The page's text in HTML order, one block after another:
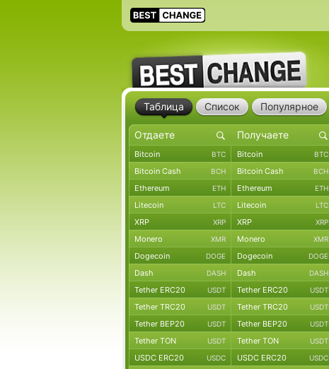
Таблица Список Популярное
Bitcoin BTC Bitcoin BTC
Bitcoin Cash BCH Bitcoin Cash BCH
Ethereum ETH Ethereum ETH
Litecoin LTC Litecoin LTC
XRP XRP XRP XRP
Monero XMR Monero XMR
Dogecoin DOGE Dogecoin DOGE
Dash DASH Dash DASH
Tether ERC20 USDT Tether ERC20 USDT
Tether TRC20 USDT Tether TRC20 USDT
Tether BEP20 USDT Tether BEP20 USDT
Tether TON USDT Tether TON USDT
USDC ERC20 USDC USDC ERC20 USDC